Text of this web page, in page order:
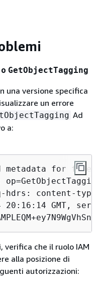
o GetObjectTagging
una versione specifica
un errore
Ad
a:
metadata for file
hdrs: content-
20:16:14 GMT,
verifica che il ruolo IAM
alla posizione di
autorizzazioni: